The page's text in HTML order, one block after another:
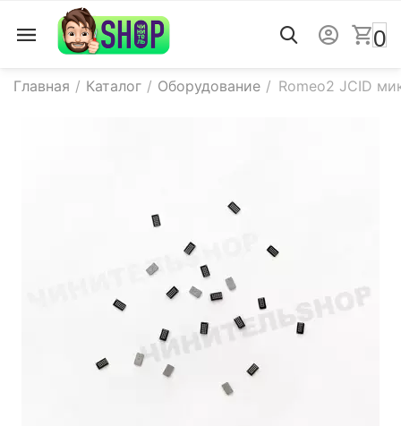
0
Главная / Каталог / Оборудование / Romeo2 JCID